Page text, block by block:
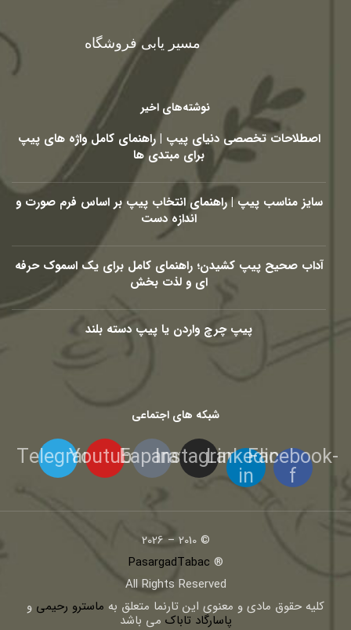
مسیر یابی فروشگاه
نوشته‌های اخیر
اصطلاحات تخصصی دنیای پیپ | راهنمای کامل واژه های پیپ
برای مبتدی ها
سایز مناسب پیپ | راهنمای انتخاب پیپ بر اساس فرم صورت و
اندازه دست
آداب صحیح پیپ کشیدن؛ راهنمای کامل برای یک اسموک حرفه
ای و لذت بخش
پیپ چرچ واردن یا پیپ دسته بلند
شبکه های اجتماعی
Facebook-
f
Linkedin-
in
Instagram
Eaparat
Youtube
Telegram
© 2010 – 2026
®
PasargadTabac
All Rights Reserved
كليه حقوق مادی و معنوی اين تارنما متعلق به ماسترو رحیمی و
پاسارگاد تاباک می باشد